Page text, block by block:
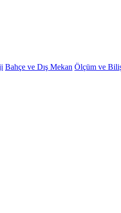
Bahçe ve Dış Mekan Ölçüm ve